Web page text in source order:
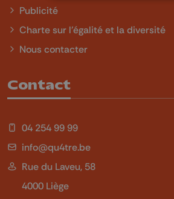
Publicité
Charte sur l'égalité et la diversité
Nous contacter
Contact
04 254 99 99
info@qu4tre.be
Rue du Laveu, 58
4000 Liège